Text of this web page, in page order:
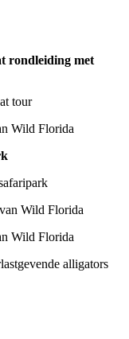
rondleiding met
tour
Wild Florida
Wild Florida
Wild Florida
alligators